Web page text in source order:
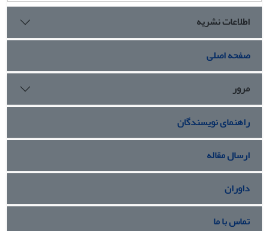
اطلاعات نشریه
صفحه اصلی
مرور
راهنمای نویسندگان
ارسال مقاله
داوران
تماس با ما